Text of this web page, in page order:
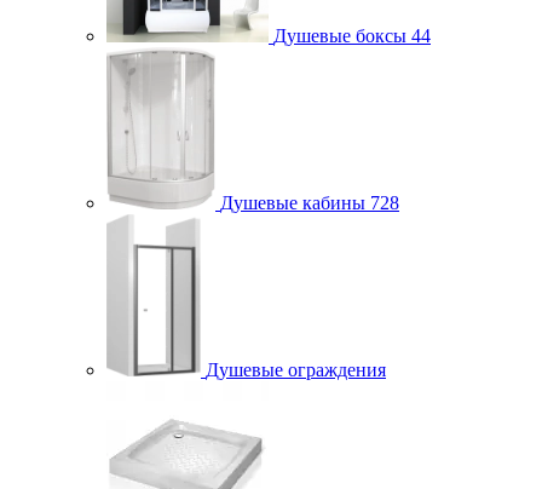
Душевые боксы 44
Душевые кабины 728
Душевые ограждения